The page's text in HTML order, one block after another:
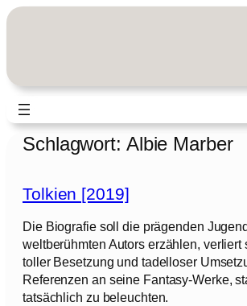
Zum
Schlagwort: Albie Marber
Tolkien [2019]
Die Biografie soll die prägenden
weltberühmten Autors erzählen, verliert
toller Besetzung und tadelloser
Referenzen an seine Fantasy-Werke,
tatsächlich zu beleuchten.